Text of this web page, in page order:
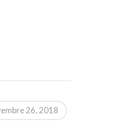
26, 2018